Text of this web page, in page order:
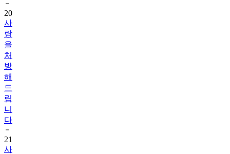
20
사
랑
을
처
방
해
드
립
니
다
21
사